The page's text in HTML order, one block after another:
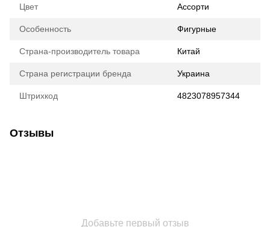
Цвет Ассорти
Особенность Фигурные
Страна-производитель товара Китай
Страна регистрации бренда Украина
Штрихкод 4823078957344
Отзывы
Добавьте первый отзыв